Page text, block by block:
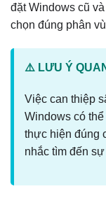
đặt Windows cũ
chọn đúng phân
⚠️ LƯU Ý
Việc can thiệp
Windows có
thực hiện đúng
nhắc tìm đến